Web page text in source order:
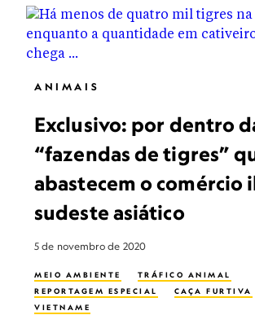
ANIMAIS
Exclusivo: por dentro
“fazendas de tigres”
abastecem o comércio
sudeste asiático
5 de novembro de 2020
MEIO AMBIENTE
TRÁFICO ANIMAL
REPORTAGEM ESPECIAL
CAÇA FURTIVA
VIETNAME